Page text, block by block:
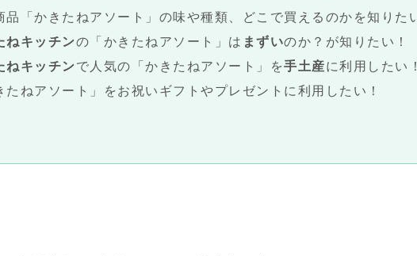
品「かきたねアソート」の味や種類、どこで買えるのかを知りた
ねキッチンの「かきたねアソート」は まずいのか？が知りたい！
ねキッチンで人気の「かきたねアソート」を手土産に利用したい！
たねアソート」をお祝いギフトやプレゼントに利用したい！